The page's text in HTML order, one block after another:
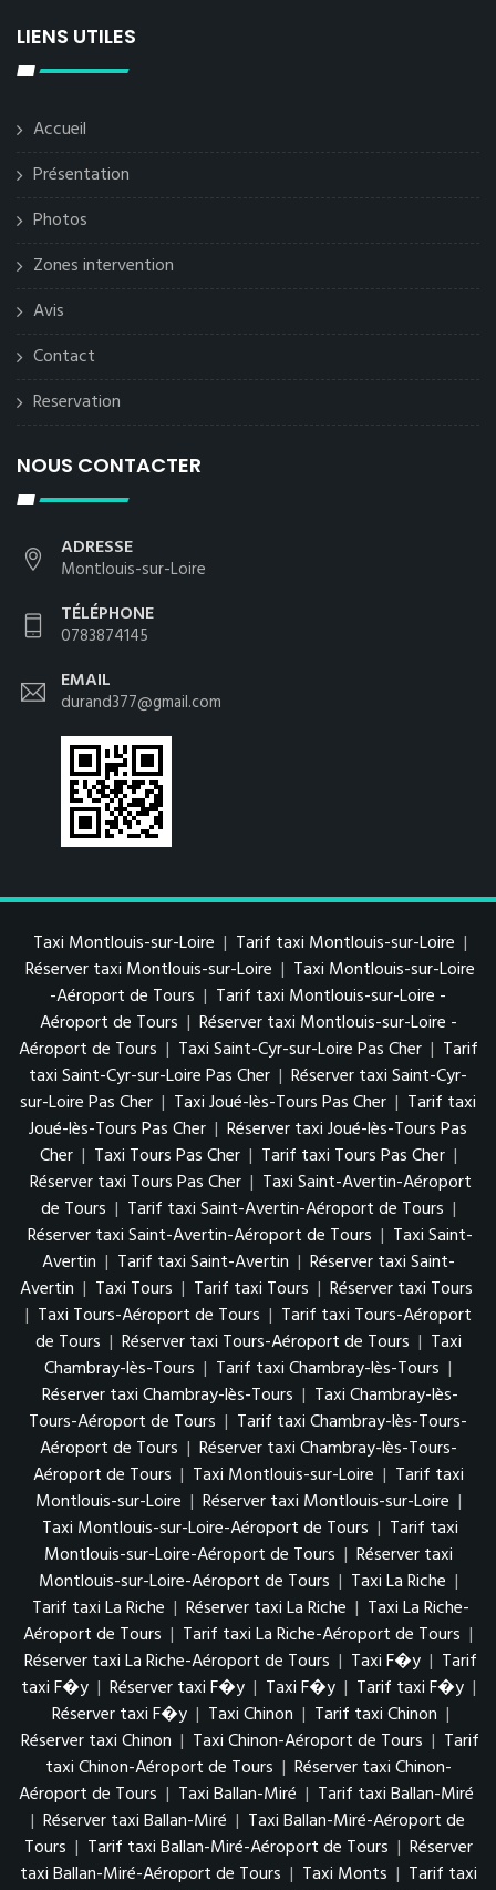
LIENS UTILES
Accueil
Présentation
Photos
Zones intervention
Avis
Contact
Reservation
NOUS CONTACTER
ADRESSE
Montlouis-sur-Loire
TÉLÉPHONE
0783874145
EMAIL
durand377@gmail.com
Taxi Montlouis-sur-Loire | Tarif taxi Montlouis-sur-Loire |
Réserver taxi Montlouis-sur-Loire | Taxi Montlouis-sur-Loire
-Aéroport de Tours | Tarif taxi Montlouis-sur-Loire -
Aéroport de Tours | Réserver taxi Montlouis-sur-Loire -
Aéroport de Tours | Taxi Saint-Cyr-sur-Loire Pas Cher | Tarif
taxi Saint-Cyr-sur-Loire Pas Cher | Réserver taxi Saint-Cyr-
sur-Loire Pas Cher | Taxi Joué-lès-Tours Pas Cher | Tarif taxi
Joué-lès-Tours Pas Cher | Réserver taxi Joué-lès-Tours Pas
Cher | Taxi Tours Pas Cher | Tarif taxi Tours Pas Cher |
Réserver taxi Tours Pas Cher | Taxi Saint-Avertin-Aéroport
de Tours | Tarif taxi Saint-Avertin-Aéroport de Tours |
Réserver taxi Saint-Avertin-Aéroport de Tours | Taxi Saint-
Avertin | Tarif taxi Saint-Avertin | Réserver taxi Saint-
Avertin | Taxi Tours | Tarif taxi Tours | Réserver taxi Tours
| Taxi Tours-Aéroport de Tours | Tarif taxi Tours-Aéroport
de Tours | Réserver taxi Tours-Aéroport de Tours | Taxi
Chambray-lès-Tours | Tarif taxi Chambray-lès-Tours |
Réserver taxi Chambray-lès-Tours | Taxi Chambray-lès-
Tours-Aéroport de Tours | Tarif taxi Chambray-lès-Tours-
Aéroport de Tours | Réserver taxi Chambray-lès-Tours-
Aéroport de Tours | Taxi Montlouis-sur-Loire | Tarif taxi
Montlouis-sur-Loire | Réserver taxi Montlouis-sur-Loire |
Taxi Montlouis-sur-Loire-Aéroport de Tours | Tarif taxi
Montlouis-sur-Loire-Aéroport de Tours | Réserver taxi
Montlouis-sur-Loire-Aéroport de Tours | Taxi La Riche |
Tarif taxi La Riche | Réserver taxi La Riche | Taxi La Riche-
Aéroport de Tours | Tarif taxi La Riche-Aéroport de Tours |
Réserver taxi La Riche-Aéroport de Tours | Taxi F�y | Tarif
taxi F�y | Réserver taxi F�y | Taxi F�y | Tarif taxi F�y |
Réserver taxi F�y | Taxi Chinon | Tarif taxi Chinon |
Réserver taxi Chinon | Taxi Chinon-Aéroport de Tours | Tarif
taxi Chinon-Aéroport de Tours | Réserver taxi Chinon-
Aéroport de Tours | Taxi Ballan-Miré | Tarif taxi Ballan-Miré
| Réserver taxi Ballan-Miré | Taxi Ballan-Miré-Aéroport de
Tours | Tarif taxi Ballan-Miré-Aéroport de Tours | Réserver
taxi Ballan-Miré-Aéroport de Tours | Taxi Monts | Tarif taxi